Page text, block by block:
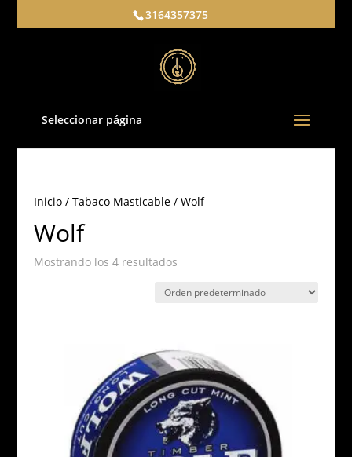
3164357375
Seleccionar página
Inicio/ Tabaco Masticable/ Wolf
Wolf
Mostrando los 4 resultados